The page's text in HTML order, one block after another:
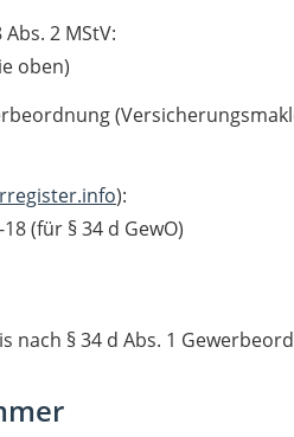
2 MStV:
oben)
):
(für § 34 d GewO)
nach § 34 d Abs. 1